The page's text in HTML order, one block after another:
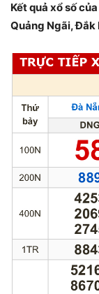
Kết quả xổ số
Quảng Ngãi, Đắk